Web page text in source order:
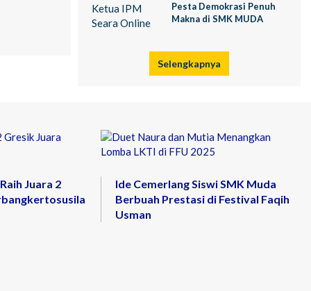
Pesta Demokrasi Penuh
Makna di SMK MUDA
Selengkapnya
Juara 2
Ide Cemerlang Siswi SMK Muda
Berbuah Prestasi di Festival Faqih
Usman